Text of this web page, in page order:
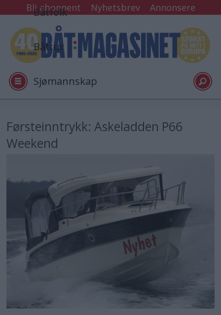
Bli abonnent Nyhetsbrev Annonsere
Båtfolk
Båttur
Sjømannskap
Arkiv
Video
Logg inn
Førsteinntrykk: Askeladden P66
Weekend